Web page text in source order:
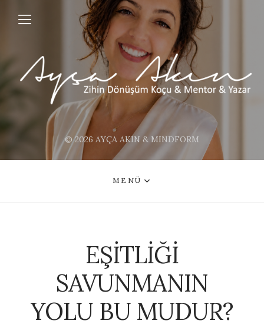
© 2026 AYÇA AKIN & MINDFORM
MENÜ
EŞİTLİĞİ
SAVUNMANIN
YOLU BU MUDUR?